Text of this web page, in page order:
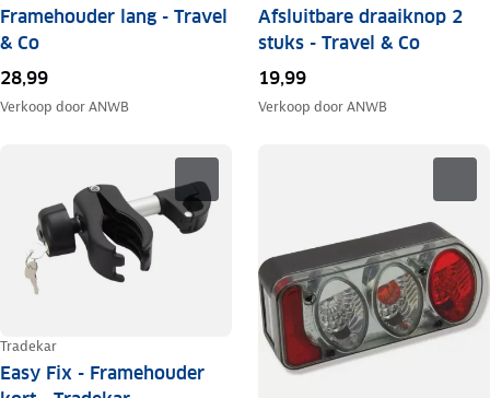
Framehouder lang - Travel
& Co
28,99
Verkoop doorANWB
Afsluitbare draaiknop 2
stuks - Travel & Co
19,99
Verkoop doorANWB
Tradekar
Easy Fix - Framehouder